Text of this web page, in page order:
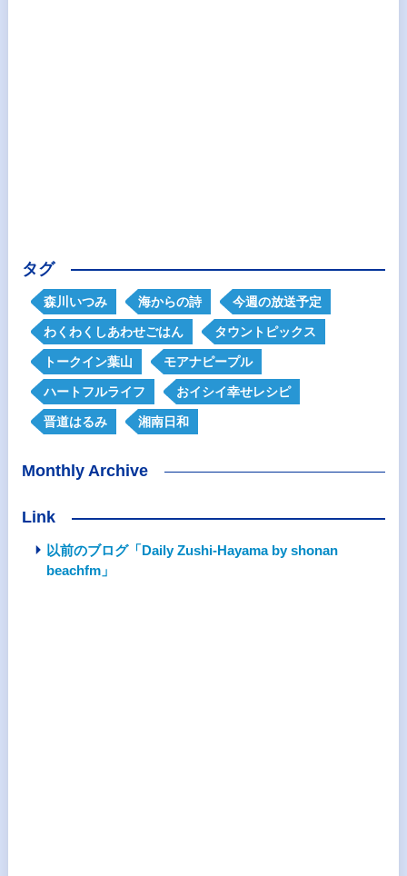
タグ
森川いつみ 海からの詩 今週の放送予定
わくわくしあわせごはん タウントピックス
トークイン葉山 モアナピープル
ハートフルライフ おイシイ幸せレシピ
晋道はるみ 湘南日和
Monthly Archive
Link
以前のブログ「Daily Zushi-Hayama by shonan
beachfm」